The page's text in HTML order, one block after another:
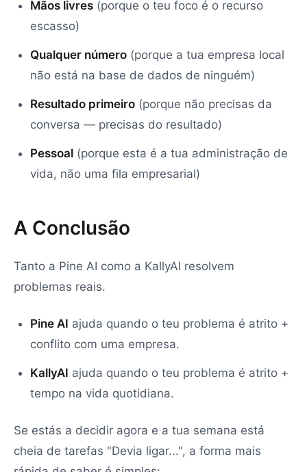
Mãos livres (porque o teu foco é o recurso
escasso)
Qualquer número (porque a tua empresa local
não está na base de dados de ninguém)
Resultado primeiro (porque não precisas da
conversa — precisas do resultado)
Pessoal (porque esta é a tua administração de
vida, não uma fila empresarial)
A Conclusão
Tanto a Pine AI como a KallyAI resolvem
problemas reais.
Pine AI ajuda quando o teu problema é atrito +
conflito com uma empresa.
KallyAI ajuda quando o teu problema é atrito +
tempo na vida quotidiana.
Se estás a decidir agora e a tua semana está
cheia de tarefas "Devia ligar...", a forma mais